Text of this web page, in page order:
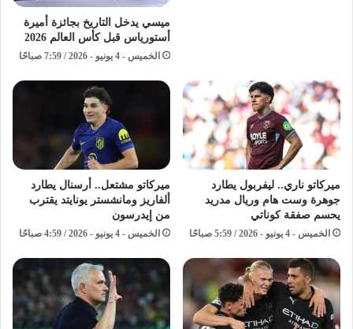
ميسي يدخل التاريخ بجائزة أميرة
أستورياس قبل كأس العالم 2026
الخميس - 4 يونيو - 2026 / 7:59 صباحًا
ميركاتو ناري.. ليفربول يطارد
جوهرة وست هام وريال مدريد
يحسم صفقة كوناتي
الخميس - 4 يونيو - 2026 / 5:59 صباحًا
ميركاتو مشتعل.. أرسنال يطارد
ألفاريز ومانشستر يونايتد يقترب
من إيدرسون
الخميس - 4 يونيو - 2026 / 4:59 صباحًا